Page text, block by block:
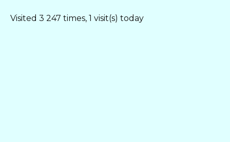
Visited 3 247 times, 1 visit(s) today